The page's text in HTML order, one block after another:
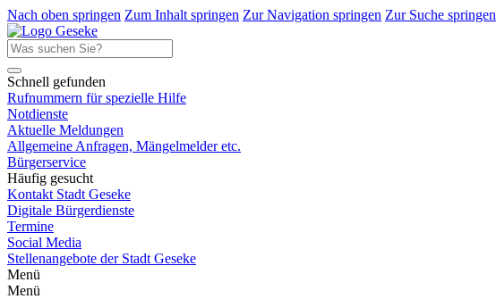
Nach oben springen Zum Inhalt springen Zur Navigation springen Zur Suche springen
Schnell gefunden
Rufnummern für spezielle Hilfe
Notdienste
Aktuelle Meldungen
Allgemeine Anfragen, Mängelmelder etc.
Bürgerservice
Häufig gesucht
Kontakt Stadt Geseke
Digitale Bürgerdienste
Termine
Social Media
Stellenangebote der Stadt Geseke
Menü
Menü